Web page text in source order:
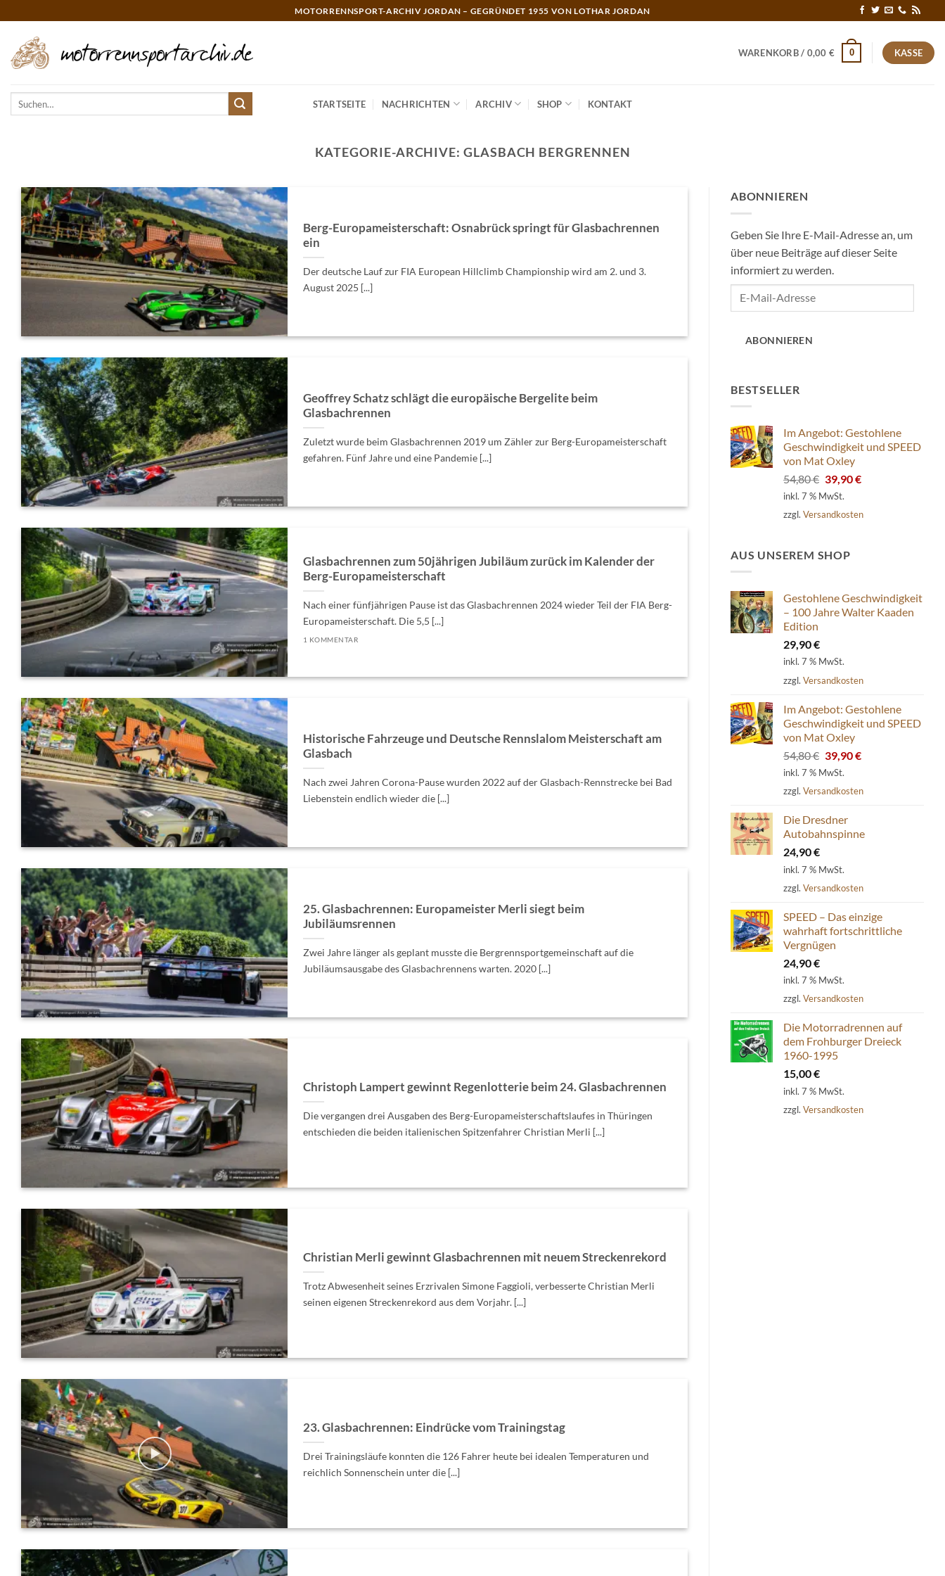
Inhalt
springen
MOTORRENNSPORT-ARCHIV JORDAN – GEGRÜNDET 1955 VON LOTHAR JORDAN
WARENKORB / 0,00 € 0 KASSE
STARTSEITE NACHRICHTEN ARCHIV SHOP KONTAKT
KATEGORIE-ARCHIVE: GLASBACH BERGRENNEN
Berg-Europameisterschaft: Osnabrück springt für Glasbachrennen
ein
Der deutsche Lauf zur FIA European Hillclimb Championship wird am 2. und 3.
August 2025 [...]
Geoffrey Schatz schlägt die europäische Bergelite beim
Glasbachrennen
Zuletzt wurde beim Glasbachrennen 2019 um Zähler zur Berg-Europameisterschaft
gefahren. Fünf Jahre und eine Pandemie [...]
Glasbachrennen zum 50jährigen Jubiläum zurück im Kalender der
Berg-Europameisterschaft
Nach einer fünfjährigen Pause ist das Glasbachrennen 2024 wieder Teil der FIA Berg-
Europameisterschaft. Die 5,5 [...]
1 KOMMENTAR
Historische Fahrzeuge und Deutsche Rennslalom Meisterschaft am
Glasbach
Nach zwei Jahren Corona-Pause wurden 2022 auf der Glasbach-Rennstrecke bei Bad
Liebenstein endlich wieder die [...]
25. Glasbachrennen: Europameister Merli siegt beim
Jubiläumsrennen
Zwei Jahre länger als geplant musste die Bergrennsportgemeinschaft auf die
Jubiläumsausgabe des Glasbachrennens warten. 2020 [...]
Christoph Lampert gewinnt Regenlotterie beim 24. Glasbachrennen
Die vergangen drei Ausgaben des Berg-Europameisterschaftslaufes in Thüringen
entschieden die beiden italienischen Spitzenfahrer Christian Merli [...]
Christian Merli gewinnt Glasbachrennen mit neuem Streckenrekord
Trotz Abwesenheit seines Erzrivalen Simone Faggioli, verbesserte Christian Merli
seinen eigenen Streckenrekord aus dem Vorjahr. [...]
23. Glasbachrennen: Eindrücke vom Trainingstag
Drei Trainingsläufe konnten die 126 Fahrer heute bei idealen Temperaturen und
reichlich Sonnenschein unter die [...]
ABONNIEREN
Geben Sie Ihre E-Mail-Adresse an, um
über neue Beiträge auf dieser Seite
informiert zu werden.
ABONNIEREN
BESTSELLER
Im Angebot: Gestohlene
Geschwindigkeit und SPEED
von Mat Oxley
54,80€ Ursprünglicher
Preis
war:
54,80 €
39,90€Aktueller
39,90 €.
inkl. 7 % MwSt.
zzgl. Versandkosten
AUS UNSEREM SHOP
Gestohlene Geschwindigkeit
– 100 Jahre Walter Kaaden
Edition
29,90€
inkl. 7 % MwSt.
zzgl. Versandkosten
Im Angebot: Gestohlene
Geschwindigkeit und SPEED
von Mat Oxley
54,80€ Ursprünglicher
Preis
54,80 €
39,90€Aktueller
39,90 €.
inkl. 7 % MwSt.
zzgl. Versandkosten
Die Dresdner
Autobahnspinne
24,90€
inkl. 7 % MwSt.
zzgl. Versandkosten
SPEED – Das einzige
wahrhaft fortschrittliche
Vergnügen
24,90€
inkl. 7 % MwSt.
zzgl. Versandkosten
Die Motorradrennen auf
dem Frohburger Dreieck
1960-1995
15,00€
inkl. 7 % MwSt.
zzgl. Versandkosten